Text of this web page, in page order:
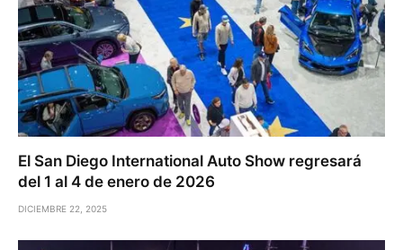
El San Diego International Auto Show regresará
del 1 al 4 de enero de 2026
DICIEMBRE 22, 2025